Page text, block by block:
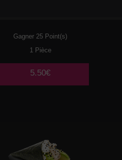
Gagner 25 Point(s)
1 Pièce
5.50€